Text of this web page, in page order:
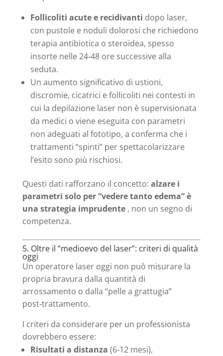
Follicoliti acute e recidivanti dopo laser,
con pustole e noduli dolorosi che richiedono
terapia antibiotica o steroidea, spesso
insorte nelle 24‑48 ore successive alla
seduta.
Un aumento significativo di ustioni,
discromie, cicatrici e follicoliti nei contesti in
cui la depilazione laser non è supervisionata
da medici o viene eseguita con parametri
non adeguati al fototipo, a conferma che i
trattamenti “spinti” per spettacolarizzare
l’esito sono più rischiosi.
Questi dati rafforzano il concetto: alzare i
parametri solo per “vedere tanto edema” è
una strategia imprudente, non un segno di
competenza.
5. Oltre il “medioevo del laser”: criteri di qualità
oggi
Un operatore laser oggi non può misurare la
propria bravura dalla quantità di
arrossamento o dalla “pelle a grattugia”
post‑trattamento.
I criteri da considerare per un professionista
dovrebbero essere:
Risultati a distanza (6‑12 mesi),